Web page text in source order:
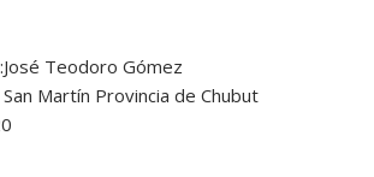
Teodoro Gómez
Martín Provincia de Chubut